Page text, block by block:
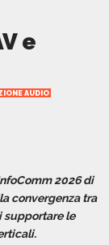
e
AUDIO
2026 di
convergenza tra
supportare le